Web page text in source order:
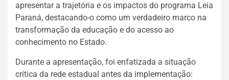
apresentar a trajetória e os impactos do programa Leia
Paraná, destacando-o como um verdadeiro marco na
transformação da educação e do acesso ao
conhecimento no Estado.
Durante a apresentação, foi enfatizada a situação
crítica da rede estadual antes da implementação: